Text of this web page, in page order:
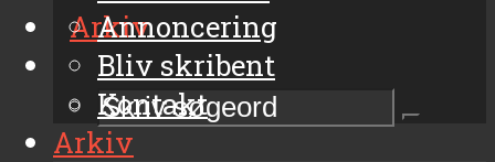
Arkiv
Annoncering
Bliv skribent
Kontakt
Arkiv